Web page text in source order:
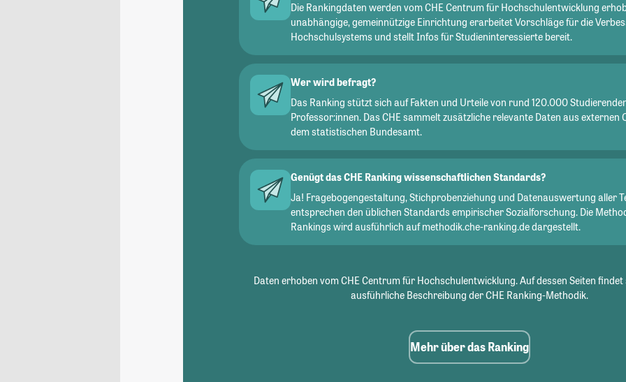
Die Rankingdaten werden vom CHE Centrum für Hochschulentwicklung
unabhängige, gemeinnützige Einrichtung erarbeitet Vorschläge für die
Hochschulsystems und stellt Infos für Studieninteressierte bereit.
Wer wird befragt?
Das Ranking stützt sich auf Fakten und Urteile von rund 120.000
Professor:innen. Das CHE sammelt zusätzliche relevante Daten aus externen
dem statistischen Bundesamt.
Genügt das CHE Ranking wissenschaftlichen Standards?
Ja! Fragebogengestaltung, Stichprobenziehung und Datenauswertung aller
entsprechen den üblichen Standards empirischer Sozialforschung. Die
Rankings wird ausführlich auf methodik.che-ranking.de dargestellt.
Daten erhoben vom CHE Centrum für Hochschulentwicklung. Auf dessen Seiten findet
ausführliche Beschreibung der CHE Ranking-Methodik.
Mehr über das Ranking